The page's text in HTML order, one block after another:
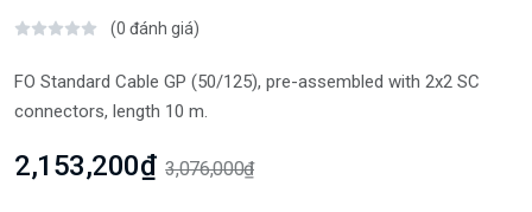
(0 đánh giá)
FO Standard Cable GP (50/125), pre-assembled with 2x2 SC
connectors, length 10 m.
2,153,200₫ 3,076,000₫